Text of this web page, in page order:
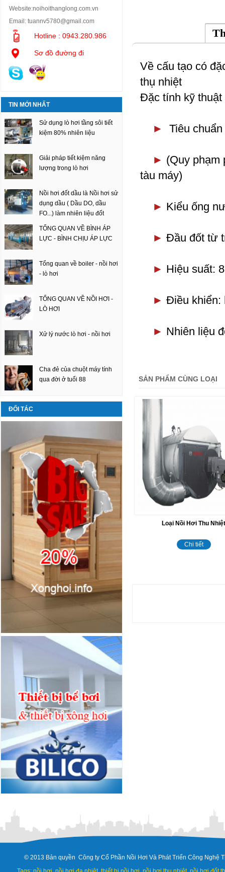
Website:noihoithanglong.com.vn
Email: tuannv5780@gmail.com
Hotline : 0943.280.986
Sơ đồ đường đi
TIN MỚI NHẤT
Sử dụng lò hơi tầng sôi tiết
kiệm 80% nhiên liệu
Giải pháp tiết kiệm năng
lượng trong lò hơi
Nồi hơi đốt dầu là Nồi hơi sử
dụng dầu ( Dầu DO, dầu
FO...) làm nhiên liệu đốt
TỔNG QUAN VỀ BÌNH ÁP
LỰC - BÌNH CHỊU ÁP LỰC
Tổng quan về boiler - nồi hơi
- lò hơi
TỔNG QUAN VỀ NỒI HƠI -
LÒ HƠI
Xử lý nước lò hơi - nồi hơi
Cha đẻ của chuột máy tính
qua đời ở tuổi 88
ĐỐI TÁC
Về cấu tạo có
thụ nhiệt
Đặc tính kỹ
► Tiêu
► (Quy phạm
tàu máy)
► Kiểu ống
► Đầu đốt từ
► Hiệu suất:
► Điều khiển:
► Nhiên liệu
SẢN PHẨM CÙNG LOẠI
Loại Nồi Hơi Thu Nhiệt
Chi tiết
© 2013 Bản quyền Công ty Cổ Phần Nồi Hơi Và Phát Triển Công